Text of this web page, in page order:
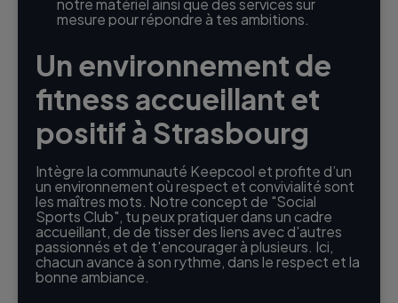
notre matériel ainsi que des services sur
mesure pour répondre à tes ambitions.
Un environnement de
fitness accueillant et
positif à Strasbourg
Intègre la communauté Keepcool et profite d’un
un environnement où respect et convivialité sont
les maîtres mots. Notre concept de "Social
Sports Club", tu peux pratiquer dans un cadre
accueillant, de de tisser des liens avec d'autres
passionnés et de t'encourager à plusieurs. Ici,
chacun avance à son rythme, dans le respect et la
bonne ambiance.